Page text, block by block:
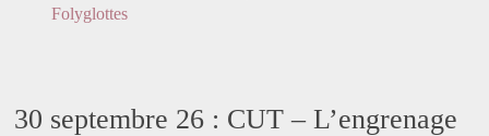
Folyglottes
30 septembre 26 : CUT – L’engrenage